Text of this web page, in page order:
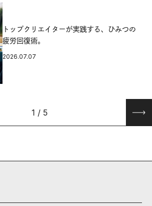
トップクリエイターが実践する、ひみつの
疲労回復術。
2026.07.07
1 / 5